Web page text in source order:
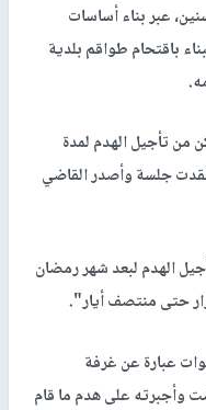
عبر بناء أساسات
باقتحام طواقم بلدية
من تأجيل الهدم لمدة
جلسة وأصدر القاضي
الهدم لبعد شهر رمضان
حتى منتصف أيار".
عبارة عن غرفة
وأجبرته على هدم ما قام